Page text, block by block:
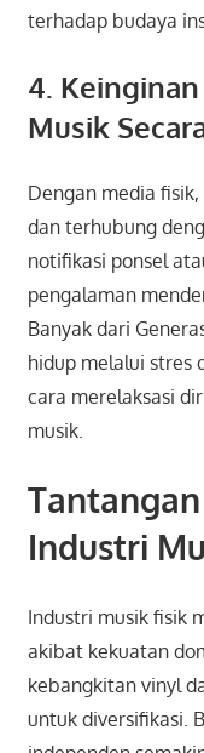
terhadap budaya
4.
Musik
Dengan media
dan terhubung
notifikasi ponsel
pengalaman
Banyak dari
hidup melalui stres
cara merelaksasi
musik.
Industri
Industri musik fisik
akibat kekuatan
kebangkitan vinyl
untuk diversifikasi.